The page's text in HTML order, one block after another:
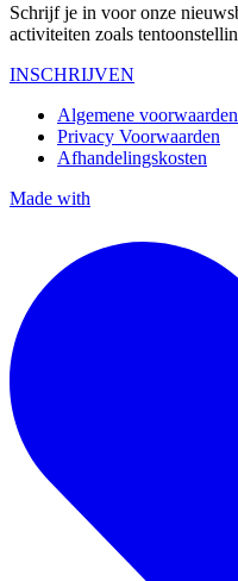
Schrijf je in voor onze
activiteiten zoals
INSCHRIJVEN
Algemene voorwaarden
Privacy Voorwaarden
Afhandelingskosten
Made with